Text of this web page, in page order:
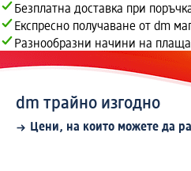
Безплатна доставка при
Експресно получаване от dm
Разнообразни начини на
dm трайно изгодно
Цени, на които можете да